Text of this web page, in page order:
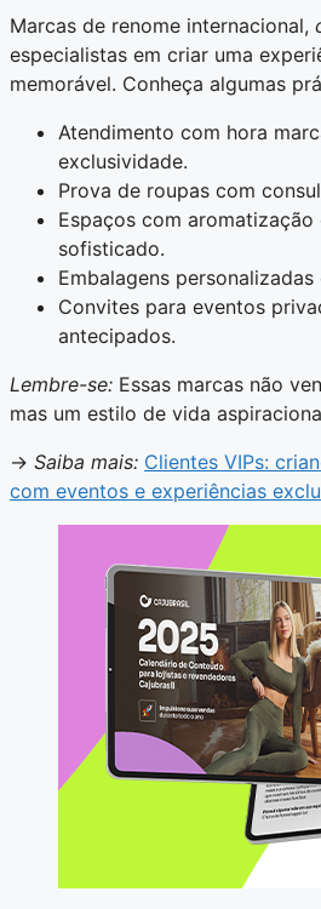
Marcas de renome internacional,
especialistas em criar uma
memorável. Conheça algumas
Atendimento com hora
exclusividade.
Prova de roupas com
Espaços com
sofisticado.
Embalagens personalizadas
Convites para eventos
antecipados.
Lembre-se: Essas marcas não
mas um estilo de vida
→ Saiba mais: Clientes VIPs:
com eventos e experiências